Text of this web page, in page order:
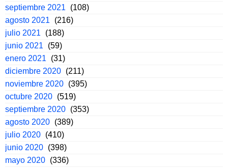
septiembre 2021
(108)
agosto 2021
(216)
julio 2021
(188)
junio 2021
(59)
enero 2021
(31)
diciembre 2020 (211)
noviembre 2020 (395)
octubre 2020 (519)
septiembre 2020 (353)
agosto 2020 (389)
julio 2020 (410)
junio 2020 (398)
mayo 2020 (336)